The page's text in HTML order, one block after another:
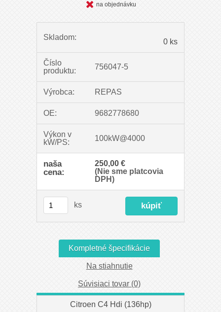
na objednávku
Skladom:
0 ks
Číslo
produktu:
756047-5
Výrobca: REPAS
OE: 9682778680
Výkon v
kW/PS:
100kW@4000
naša
cena:
250,00 €
(Nie sme platcovia
DPH)
ks
Kompletné špecifikácie
Na stiahnutie
Súvisiaci tovar (0)
Citroen C4 Hdi (136hp)